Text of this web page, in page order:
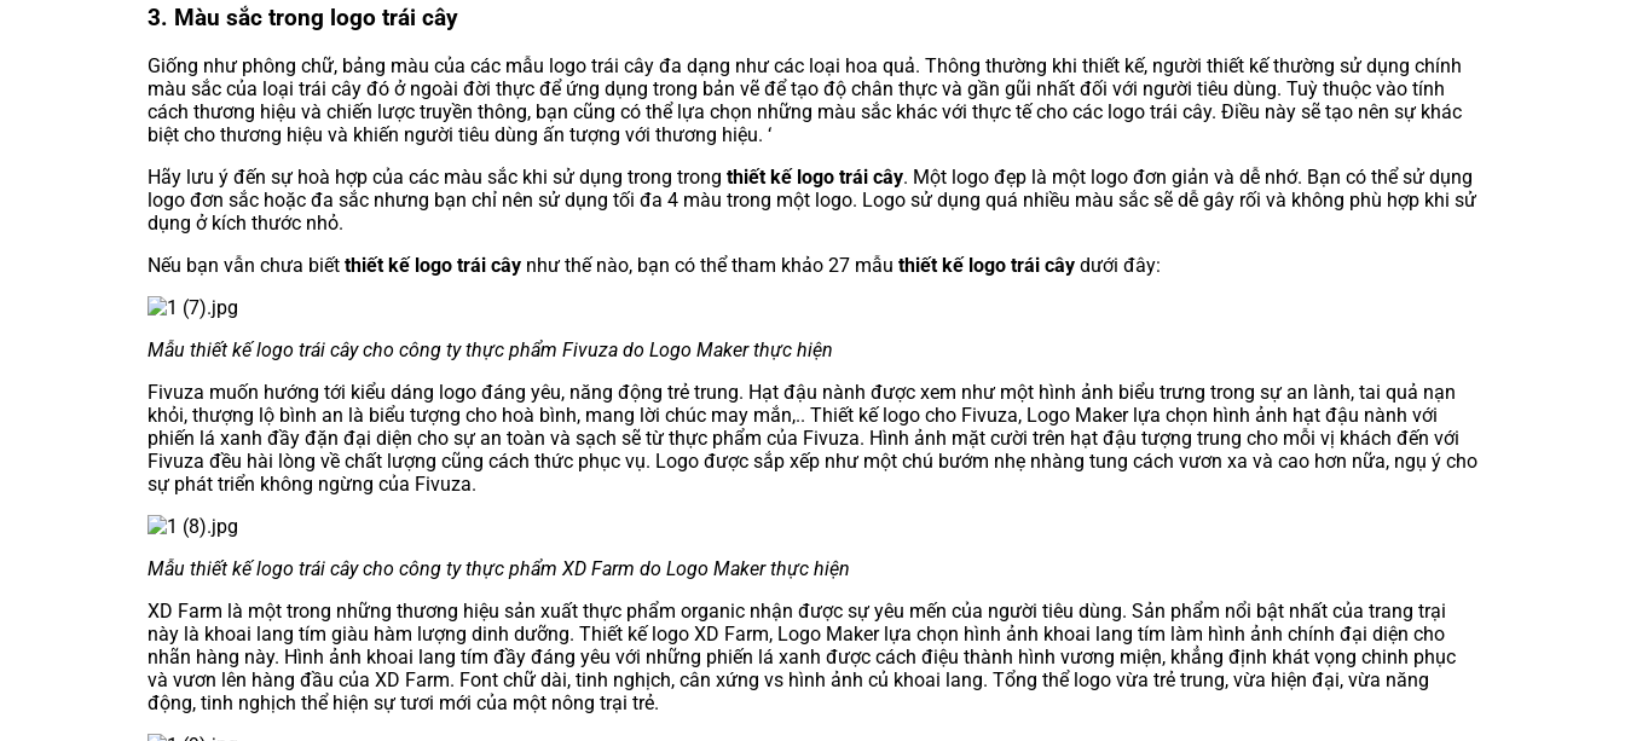
3. Màu sắc trong logo trái cây
Giống như phông chữ, bảng màu của các mẫu logo trái cây đa dạng như các loại hoa quả. Thông thường khi thiết kế, người thiết kế thường sử dụng chính
màu sắc của loại trái cây đó ở ngoài đời thực để ứng dụng trong bản vẽ để tạo độ chân thực và gần gũi nhất đối với người tiêu dùng. Tuỳ thuộc vào tính
cách thương hiệu và chiến lược truyền thông, bạn cũng có thể lựa chọn những màu sắc khác với thực tế cho các logo trái cây. Điều này sẽ tạo nên sự khác
biệt cho thương hiệu và khiến người tiêu dùng ấn tượng với thương hiệu. ‘
Hãy lưu ý đến sự hoà hợp của các màu sắc khi sử dụng trong trong thiết kế logo trái cây. Một logo đẹp là một logo đơn giản và dễ nhớ. Bạn có thể sử dụng
logo đơn sắc hoặc đa sắc nhưng bạn chỉ nên sử dụng tối đa 4 màu trong một logo. Logo sử dụng quá nhiều màu sắc sẽ dễ gây rối và không phù hợp khi sử
dụng ở kích thước nhỏ.
Nếu bạn vẫn chưa biết thiết kế logo trái cây như thế nào, bạn có thể tham khảo 27 mẫu thiết kế logo trái cây dưới đây:
Mẫu thiết kế logo trái cây cho công ty thực phẩm Fivuza do Logo Maker thực hiện
Fivuza muốn hướng tới kiểu dáng logo đáng yêu, năng động trẻ trung. Hạt đậu nành được xem như một hình ảnh biểu trưng trong sự an lành, tai quả nạn
khỏi, thượng lộ bình an là biểu tượng cho hoà bình, mang lời chúc may mắn,.. Thiết kế logo cho Fivuza, Logo Maker lựa chọn hình ảnh hạt đậu nành với
phiến lá xanh đầy đặn đại diện cho sự an toàn và sạch sẽ từ thực phẩm của Fivuza. Hình ảnh mặt cười trên hạt đậu tượng trung cho mỗi vị khách đến với
Fivuza đều hài lòng về chất lượng cũng cách thức phục vụ. Logo được sắp xếp như một chú bướm nhẹ nhàng tung cách vươn xa và cao hơn nữa, ngụ ý cho
sự phát triển không ngừng của Fivuza.
Mẫu thiết kế logo trái cây cho công ty thực phẩm XD Farm do Logo Maker thực hiện
XD Farm là một trong những thương hiệu sản xuất thực phẩm organic nhận được sự yêu mến của người tiêu dùng. Sản phẩm nổi bật nhất của trang trại
này là khoai lang tím giàu hàm lượng dinh dưỡng. Thiết kế logo XD Farm, Logo Maker lựa chọn hình ảnh khoai lang tím làm hình ảnh chính đại diện cho
nhãn hàng này. Hình ảnh khoai lang tím đầy đáng yêu với những phiến lá xanh được cách điệu thành hình vương miện, khẳng định khát vọng chinh phục
và vươn lên hàng đầu của XD Farm. Font chữ dài, tinh nghịch, cân xứng vs hình ảnh củ khoai lang. Tổng thể logo vừa trẻ trung, vừa hiện đại, vừa năng
động, tinh nghịch thể hiện sự tươi mới của một nông trại trẻ.